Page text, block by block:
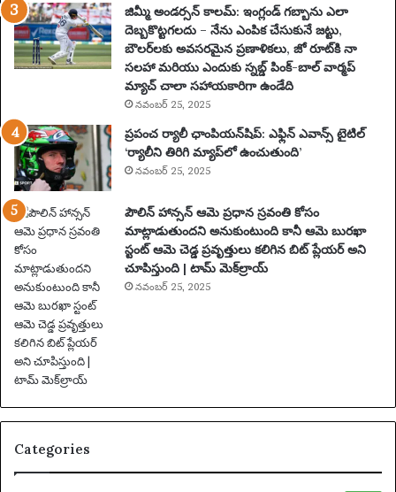
వే
ది
క
లు
యు
ము
ఖ్య
సం
ఘ
ట
న
లు
|
ఫు
ట్‌
బా
ల్
వా
ర్త
జిమ్మీ అండర్సన్ కాలమ్: ఇంగ్లండ్ గబ్బాను ఎలా
దెబ్బకొట్టగలదు – నేను ఎంపిక చేసుకునే జట్టు,
బౌలర్‌లకు అవసరమైన ప్రణాళికలు, జో రూట్‌కి నా
సలహా మరియు ఎందుకు స్నబ్డ్ పింక్-బాల్ వార్మప్
మ్యాచ్ చాలా సహాయకారిగా ఉండేది
నవంబర్ 25, 2025
ప్రపంచ ర్యాలీ ఛాంపియన్‌షిప్: ఎఫ్లిన్ ఎవాన్స్ టైటిల్
‘ర్యాలీని తిరిగి మ్యాప్‌లో ఉంచుతుంది’
నవంబర్ 25, 2025
పౌలిన్ హాన్సన్ ఆమె ప్రధాన స్రవంతి కోసం
మాట్లాడుతుందని అనుకుంటుంది కానీ ఆమె బురఖా
స్టంట్ ఆమె చెడ్డ ప్రవృత్తులు కలిగిన బిట్ ప్లేయర్ అని
చూపిస్తుంది | టామ్ మెక్‌ల్రాయ్
నవంబర్ 25, 2025
Categories